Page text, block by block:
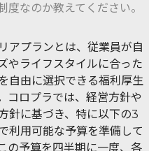
度なのか教えてください。
アプランとは、従業員が自
やライフスタイルに合った
自由に選択できる福利厚生
コロプラでは、経営方針や
針に基づき、特に以下の3
利用可能な予算を準備して
の予算を四半期に一度、各